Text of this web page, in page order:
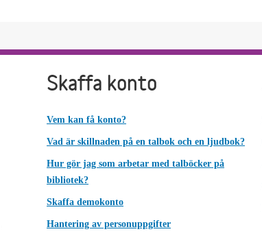
Skaffa konto
Vem kan få konto?
Vad är skillnaden på en talbok och en ljudbok?
Hur gör jag som arbetar med talböcker på
bibliotek?
Skaffa demokonto
Hantering av personuppgifter